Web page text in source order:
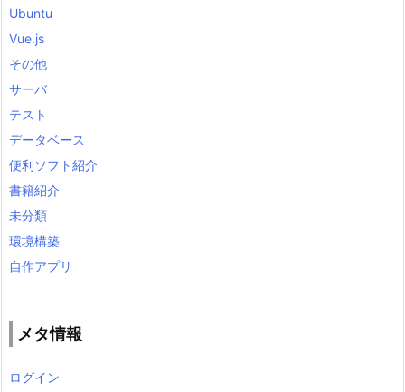
Ubuntu
Vue.js
その他
サーバ
テスト
データベース
便利ソフト紹介
書籍紹介
未分類
環境構築
自作アプリ
メタ情報
ログイン